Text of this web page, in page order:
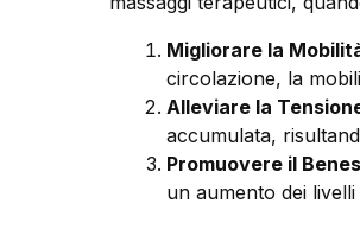
Migliorare la
circolazione, la
Alleviare la
accumulata,
Promuovere il
un aumento dei